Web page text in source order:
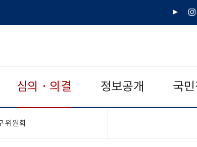
유
인
심의 · 의결 정보공개 국
위원회